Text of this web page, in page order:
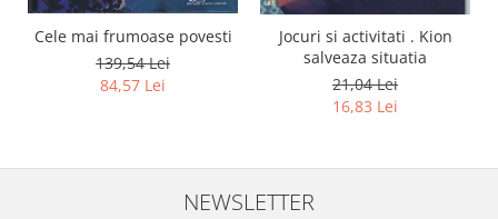
Cele mai frumoase povesti
139,54 Lei
84,57 Lei
Jocuri si activitati . Kion
salveaza situatia
21,04 Lei
16,83 Lei
NEWSLETTER